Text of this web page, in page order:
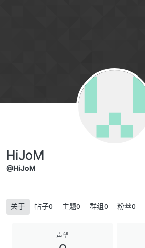
HiJoM
@HiJoM
关于 帖子0 主题0 群组0 粉丝0
声望